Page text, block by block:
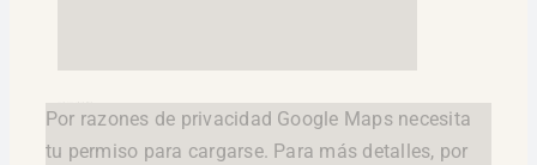
Por razones de privacidad Google Maps necesita
tu permiso para cargarse. Para más detalles, por